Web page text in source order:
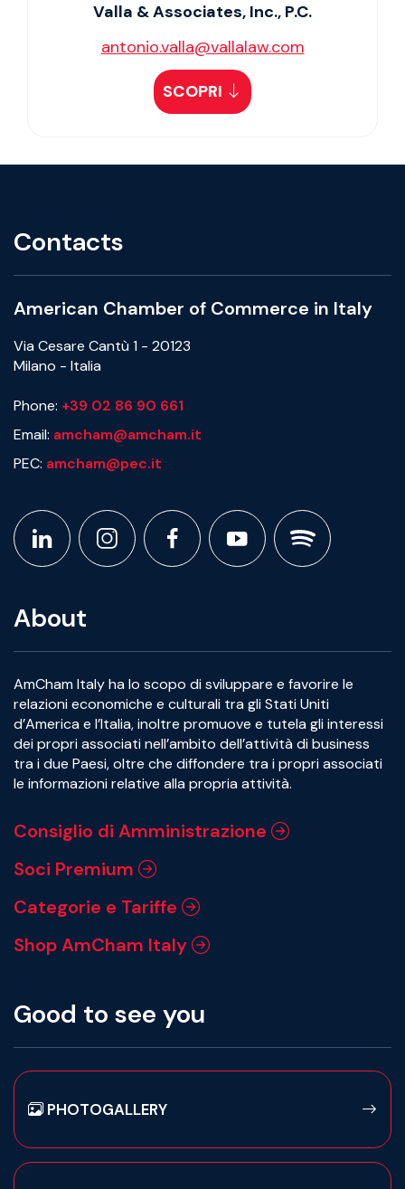
Valla & Associates, Inc., P.C.
antonio.valla@vallalaw.com
SCOPRI
Contacts
American Chamber of Commerce in Italy
Via Cesare Cantù 1 - 20123
Milano - Italia
Phone: +39 02 86 90 661
Email: amcham@amcham.it
PEC: amcham@pec.it
About
AmCham Italy ha lo scopo di sviluppare e favorire le
relazioni economiche e culturali tra gli Stati Uniti
d’America e l’Italia, inoltre promuove e tutela gli interessi
dei propri associati nell’ambito dell’attività di business
tra i due Paesi, oltre che diffondere tra i propri associati
le informazioni relative alla propria attività.
Consiglio di Amministrazione
Soci Premium
Categorie e Tariffe
Shop AmCham Italy
Good to see you
PHOTOGALLERY